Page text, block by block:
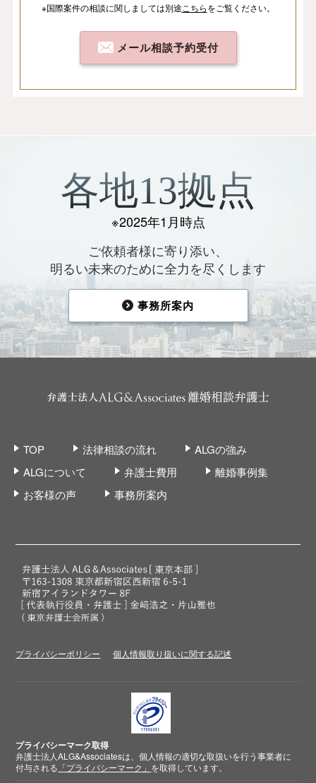
※国際案件の相談に関しましては別途 こちらをご覧ください。
メール相談予約受付
各地13拠点
※2025年1月時点
ご依頼者様に寄り添い、
明るい未来のために全力を尽くします
事務所案内
TOP 法律相談の流れ
ALGの強み
ALGについて
弁護士費用
離婚事例集
お客様の声
事務所案内
プライバシーポリシー 個人情報取り扱いに関する記述
プライバシーマーク取得
弁護士法人ALG&Associatesは、個人情報の適切な取扱いを行う事業者に
付与される 「プライバシーマーク」 を取得しています。